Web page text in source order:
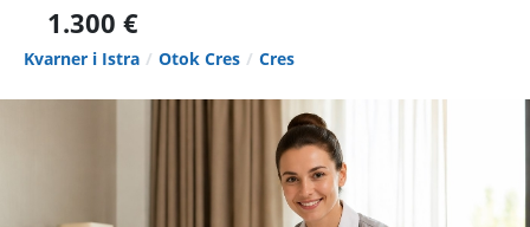
1.300 €
Kvarner i Istra Otok Cres Cres